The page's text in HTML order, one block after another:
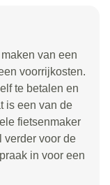
van een
voorrijkosten.
te betalen en
is een van de
fietsenmaker
verder voor de
in voor een